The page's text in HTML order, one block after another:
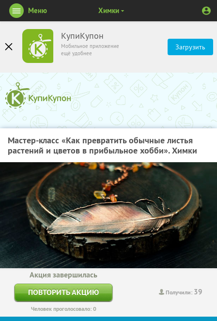
КупиКупон
Мобильное приложение
ещё удобнее
Загрузить
Меню Химки
Мастер-класс «Как превратить обычные листья
растений и цветов в прибыльное хобби». Химки
Получили: 39
Акция завершилась
ПОВТОРИТЬ АКЦИЮ
Человек проголосовало: 0